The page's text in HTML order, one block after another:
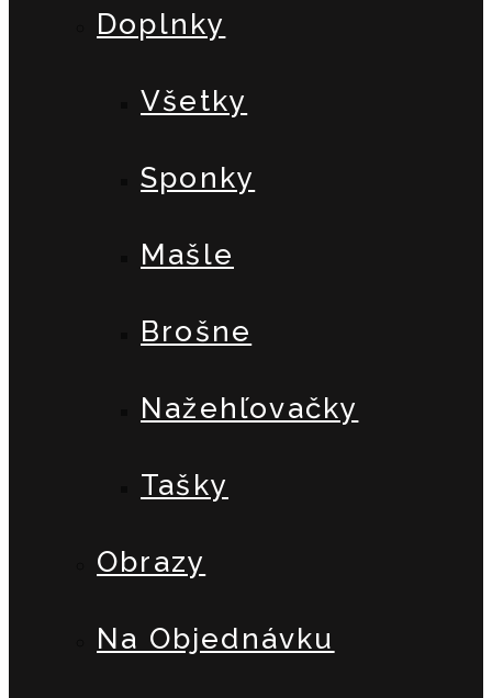
Doplnky
Všetky
Sponky
Mašle
Brošne
Nažehľovačky
Tašky
Obrazy
Na Objednávku